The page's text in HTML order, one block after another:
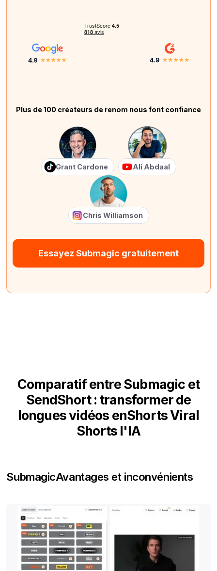
Plus de 100 créateurs de renom nous font confiance
Grant Cardone Ali Abdaal
Chris Williamson
Essayez Submagic gratuitement
Comparatif entre Submagic et
SendShort : transformer de
longues vidéos enShorts Viral
Shorts l'IA
SubmagicAvantages et inconvénients